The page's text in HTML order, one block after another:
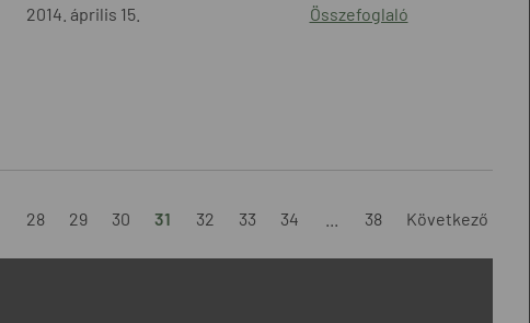
2014. április 15. Összefoglaló
28 29 30 31 32 33 34 38 Következő